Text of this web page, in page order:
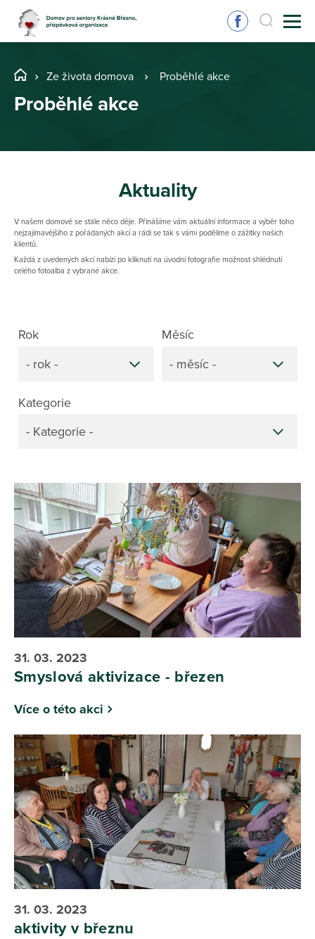
Ze života domova Proběhlé akce
Proběhlé akce
Aktuality
V našem domově se stále něco děje. Přinášíme vám aktuální informace a výběr toho
nejzajímavějšího z pořádaných akcí a rádi se tak s vámi podělíme o zážitky našich
klientů.
Každá z uvedených akcí nabízí po kliknutí na úvodní fotografie možnost shlédnutí
celého fotoalba z vybrané akce.
Kategorie
- Kategorie -
Rok
- rok -
Měsíc
- měsíc -
31. 03. 2023
Smyslová aktivizace - březen
Více o této akci
31. 03. 2023
aktivity v březnu